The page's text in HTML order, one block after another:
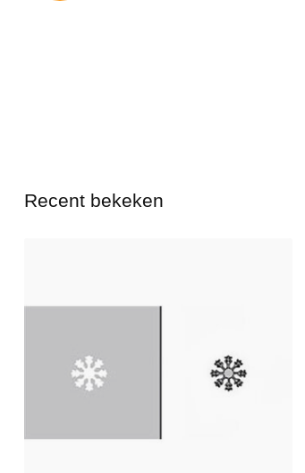
Recent bekeken